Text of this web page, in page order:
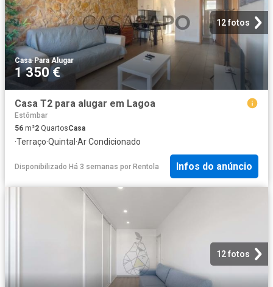
12 fotos
Casa·Para Alugar
1 350 €
Casa T2 para alugar em Lagoa
Estômbar
56 m²2 QuartosCasa
·Terraço·Quintal ·Ar Condicionado
Disponibilizado Há 3 semanas por Rentola Infos do anúncio
12 fotos